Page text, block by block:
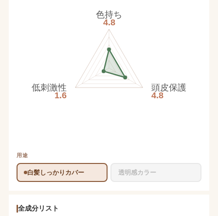
色持ち
4.8
頭皮保護
4.8
低刺激性
1.6
用途
白髪しっかりカバー 透明感カラー
全成分リスト